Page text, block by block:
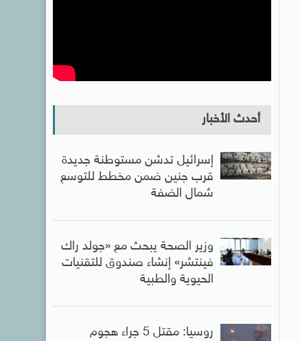
أحدث الأخبار
إسرائيل تدشن مستوطنة جديدة
قرب جنين ضمن مخطط للتوسع
شمال الضفة
وزير الصحة يبحث مع «جولد راك
فينتشر» إنشاء صندوق للتقنيات
الحيوية والطبية
روسيا: مقتل 5 جراء هجوم